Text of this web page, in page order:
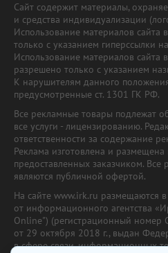
Сайт содержит материалы,
и средства индивидуализации
Использование материалов сайта
только с указанием гиперссылки
Использование материалов сайта
разрешено только с указанием
К нарушителям данного
предусмотренные ст. 1301 ГК РФ.
Все рекламные товары подлежат
все услуги - лицензированию.
ответственности за содержание
Реклама изготовлена и
предоставленных заказчиком.
являются публичной офертой.
На сайте www.irk.ru размещаются
от информационного агентства
Online") (регистрационный
от 29 октября 2018 г., выдан
в сфере связи, информационных